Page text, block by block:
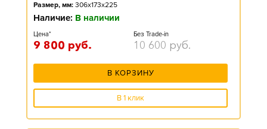
Размер, мм: 306x173x225
Наличие: В наличии
Цена*
9 800 руб.
Без Trade-in
10 600 руб.
В КОРЗИНУ
В 1 клик